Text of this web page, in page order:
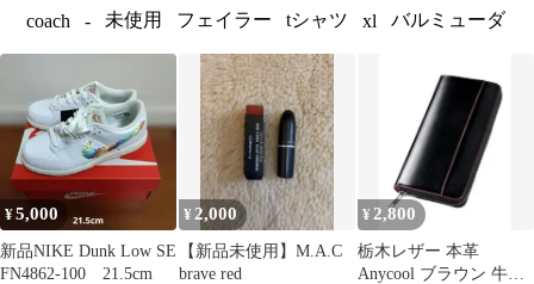
coach - 未使用 フェイラー tシャツ xl バルミューダ
¥5,000
新品NIKE Dunk Low SE
FN4862-100 21.5cm
¥ 2,000
【新品未使用】M.A.C
brave red
¥ 2,800
栃木レザー 本革
Anycool ブラウン 牛革